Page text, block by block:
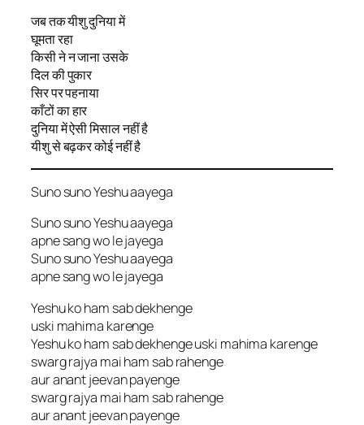
जब तक यीशु दुनिया में
घूमता रहा
किसी ने न जाना उसके
दिल की पुकार
सिर पर पहनाया
काँटों का हार
दुनिया में ऐसी मिसाल नहीं है
यीशु से बढ़कर कोई नहीं है
Suno suno Yeshu aayega
Suno suno Yeshu aayega
apne sang wo le jayega
Suno suno Yeshu aayega
apne sang wo le jayega
Yeshu ko ham sab dekhenge
uski mahima karenge
Yeshu ko ham sab dekhenge uski mahima karenge
swarg rajya mai ham sab rahenge
aur anant jeevan payenge
swarg rajya mai ham sab rahenge
aur anant jeevan payenge